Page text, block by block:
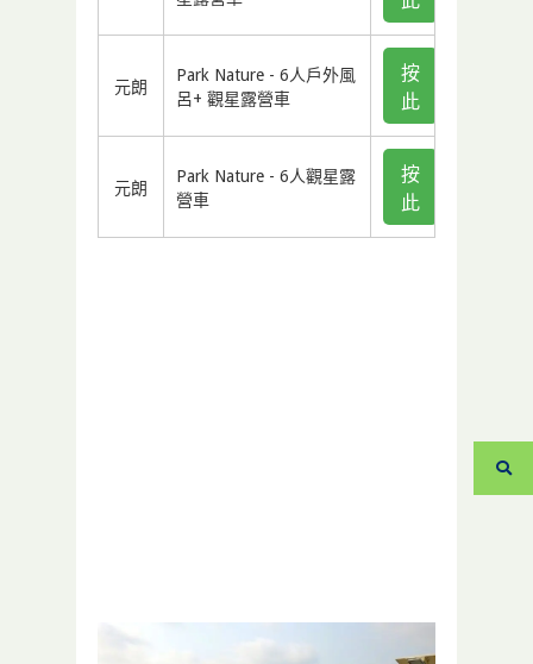
元朗
Park Nature - 6人戶外風
呂+ 觀星露營車
按
此
元朗
Park Nature - 6人觀星露
營車
按
此